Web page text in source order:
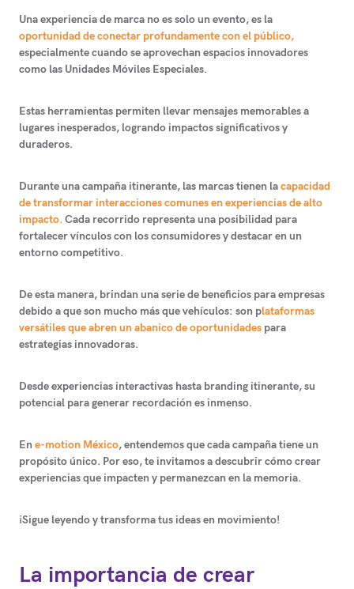
Unaexperiencia de marca no es solo un evento, es la
oportunidad de conectar profundamente con el público,
especialmente cuando se aprovechan espacios innovadores
como las Unidades Móviles Especiales.
Estas herramientas permiten llevar mensajes memorables a
lugares inesperados, logrando impactos significativos y
duraderos.
Durante una campaña itinerante, las marcas tienen lacapacidad
de transformar interacciones comunes en experiencias de alto
impacto. Cada recorrido representa una posibilidad para
fortalecer vínculos con los consumidores y destacar en un
entorno competitivo.
De esta manera, brindan una serie de beneficios para empresas
debido a que son mucho más que vehículos: son plataformas
versátiles que abren un abanico de oportunidades para
estrategias innovadoras.
Desde experiencias interactivas hasta branding itinerante, su
potencial para generar recordación es inmenso.
En e-motion México, entendemos que cada campaña tiene un
propósito único. Por eso, te invitamos a descubrir cómo crear
experiencias que impacten y permanezcan en la memoria.
¡Sigue leyendo y transforma tus ideas en movimiento!
La importancia de crear